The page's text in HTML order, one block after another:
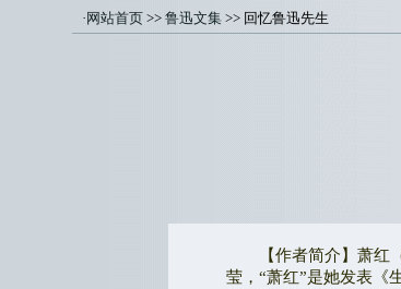
· 网站首页>> 鲁迅文集>> 回忆鲁迅先生
【作者简介】萧红（
莹，“萧红”是她发表《